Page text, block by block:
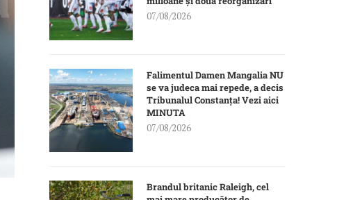
07/08/2026
Falimentul Damen Mangalia NU
se va judeca mai repede, a decis
Tribunalul Constanța! Vezi aici
MINUTA
07/08/2026
Brandul britanic Raleigh, cel